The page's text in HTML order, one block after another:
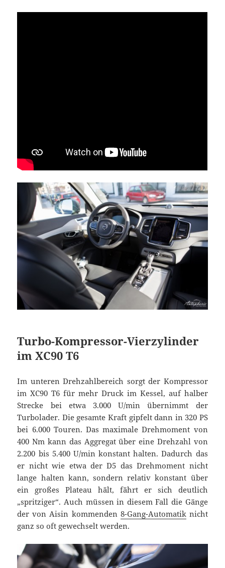
Turbo-Kompressor-Vierzylinder
im XC90 T6
Im unteren Drehzahlbereich sorgt der Kompressor
im XC90 T6 für mehr Druck im Kessel, auf halber
Strecke bei etwa 3.000 U/min übernimmt der
Turbolader. Die gesamte Kraft gipfelt dann in 320 PS
bei 6.000 Touren. Das maximale Drehmoment von
400 Nm kann das Aggregat über eine Drehzahl von
2.200 bis 5.400 U/min konstant halten. Dadurch das
er nicht wie etwa der D5 das Drehmoment nicht
lange halten kann, sondern relativ konstant über
ein großes Plateau hält, fährt er sich deutlich
„spritziger“. Auch müssen in diesem Fall die Gänge
der von Aisin kommenden 8-Gang-Automatiknicht
ganz so oft gewechselt werden.